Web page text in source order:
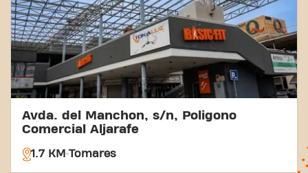
fitness nunca ha sido tan fácil. Ven al gimnasio
Basic-Fit Vega del Rey y forma parte de nuestra
comunidad de fitness.
Avda. del Manchon, s/n, Poligono
Comercial Aljarafe
1.7 KM Tomares